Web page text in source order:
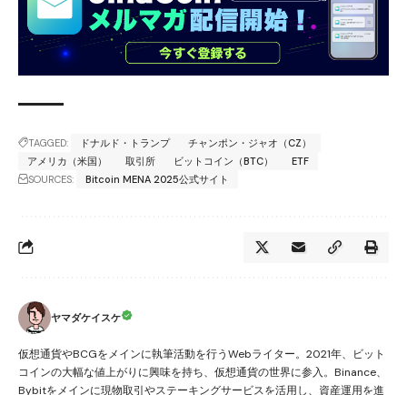
TAGGED: ドナルド・トランプ
チャンポン・ジャオ（CZ）
アメリカ（米国）
取引所 ビットコイン（BTC）
ETF
SOURCES:
Bitcoin MENA 2025公式サイト
ヤマダケイスケ
仮想通貨やBCGをメインに執筆活動を行うWebライター。2021年、ビット
コインの大幅な値上がりに興味を持ち、仮想通貨の世界に参入。Binance、
Bybitをメインに現物取引やステーキングサービスを活用し、資産運用を進